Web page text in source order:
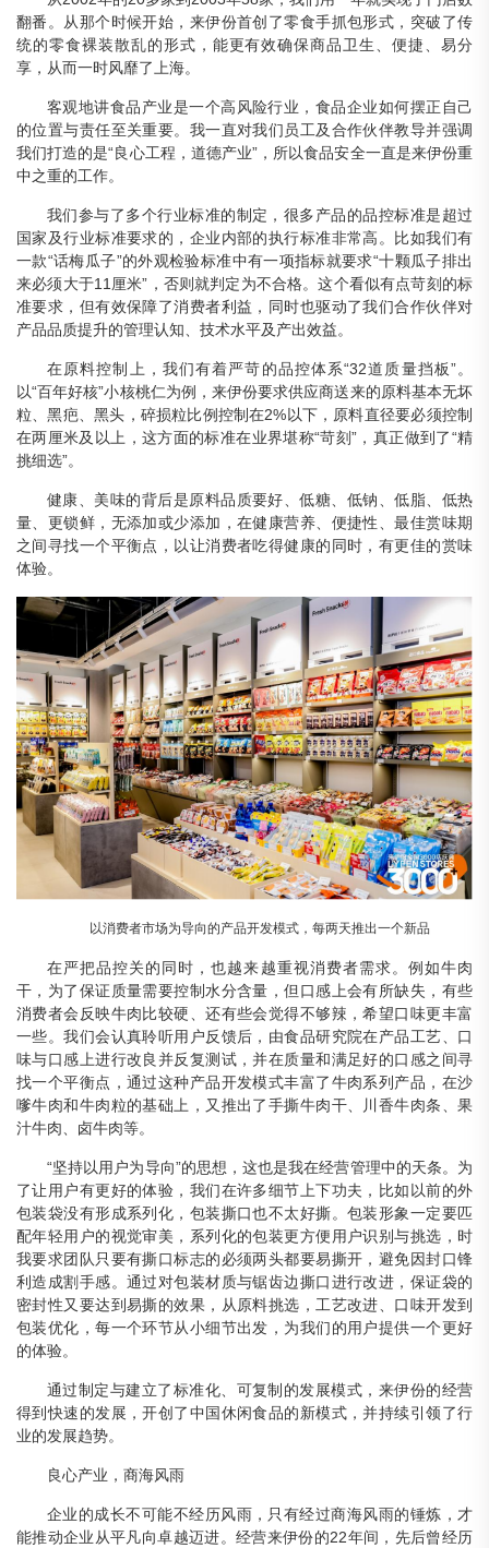
翻番。从那个时候开始，来伊份首创了零食手抓包形式，突破了传
统的零食裸装散乱的形式，能更有效确保商品卫生、便捷、易分
享，从而一时风靡了上海。
客观地讲食品产业是一个高风险行业，食品企业如何摆正自己
的位置与责任至关重要。我一直对我们员工及合作伙伴教导并强调
我们打造的是“良心工程，道德产业”，所以食品安全一直是来伊份重
中之重的工作。
我们参与了多个行业标准的制定，很多产品的品控标准是超过
国家及行业标准要求的，企业内部的执行标准非常高。比如我们有
一款“话梅瓜子”的外观检验标准中有一项指标就要求“十颗瓜子排出
来必须大于11厘米”，否则就判定为不合格。这个看似有点苛刻的标
准要求，但有效保障了消费者利益，同时也驱动了我们合作伙伴对
产品品质提升的管理认知、技术水平及产出效益。
在原料控制上，我们有着严苛的品控体系“32道质量挡板”。
以“百年好核”小核桃仁为例，来伊份要求供应商送来的原料基本无坏
粒、黑疤、黑头，碎损粒比例控制在2%以下，原料直径要必须控制
在两厘米及以上，这方面的标准在业界堪称“苛刻”，真正做到了“精
挑细选”。
健康、美味的背后是原料品质要好、低糖、低钠、低脂、低热
量、更锁鲜，无添加或少添加，在健康营养、便捷性、最佳赏味期
之间寻找一个平衡点，以让消费者吃得健康的同时，有更佳的赏味
体验。
以消费者市场为导向的产品开发模式，每两天推出一个新品
在严把品控关的同时，也越来越重视消费者需求。例如牛肉
干，为了保证质量需要控制水分含量，但口感上会有所缺失，有些
消费者会反映牛肉比较硬、还有些会觉得不够辣，希望口味更丰富
一些。我们会认真聆听用户反馈后，由食品研究院在产品工艺、口
味与口感上进行改良并反复测试，并在质量和满足好的口感之间寻
找一个平衡点，通过这种产品开发模式丰富了牛肉系列产品，在沙
嗲牛肉和牛肉粒的基础上，又推出了手撕牛肉干、川香牛肉条、果
汁牛肉、卤牛肉等。
“坚持以用户为导向”的思想，这也是我在经营管理中的天条。为
了让用户有更好的体验，我们在许多细节上下功夫，比如以前的外
包装袋没有形成系列化，包装撕口也不太好撕。包装形象一定要匹
配年轻用户的视觉审美，系列化的包装更方便用户识别与挑选，时
我要求团队只要有撕口标志的必须两头都要易撕开，避免因封口锋
利造成割手感。通过对包装材质与锯齿边撕口进行改进，保证袋的
密封性又要达到易撕的效果，从原料挑选，工艺改进、口味开发到
包装优化，每一个环节从小细节出发，为我们的用户提供一个更好
的体验。
通过制定与建立了标准化、可复制的发展模式，来伊份的经营
得到快速的发展，开创了中国休闲食品的新模式，并持续引领了行
业的发展趋势。
良心产业，商海风雨
企业的成长不可能不经历风雨，只有经过商海风雨的锤炼，才
能推动企业从平凡向卓越迈进。经营来伊份的22年间，先后曾经历